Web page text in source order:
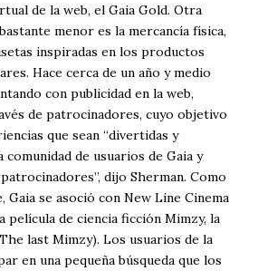
de la web, el Gaia Gold. Otra
menor es la mercancía física,
inspiradas en los productos
Hace cerca de un año y medio
con publicidad en la web,
de patrocinadores, cuyo objetivo
que sean “divertidas y
de usuarios de Gaia y
dijo Sherman. Como
Gaia se asoció con New Line Cinema
película de ciencia ficción Mimzy, la
last Mimzy). Los usuarios de la
en una pequeña búsqueda que los